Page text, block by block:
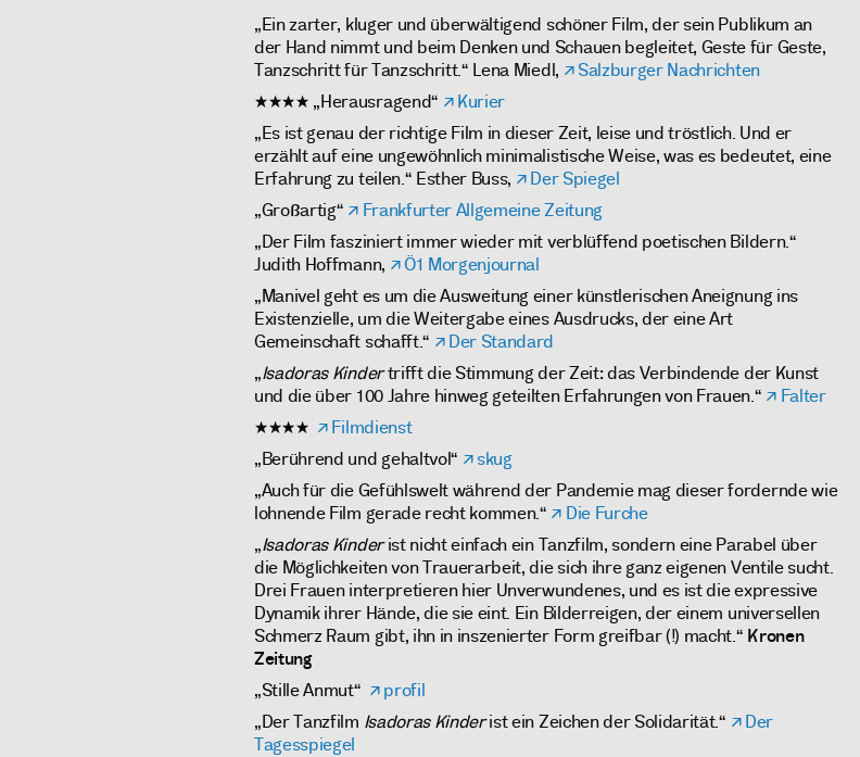
„Ein zarter, kluger und überwältigend schöner Film, der sein Publikum an
der Hand nimmt und beim Denken und Schauen begleitet, Geste für Geste,
Tanzschritt für Tanzschritt.“ Lena Miedl,
Salzburger Nachrichten
★★★★ „Herausragend“
Kurier
„Es ist genau der richtige Film in dieser Zeit, leise und tröstlich. Und er
erzählt auf eine ungewöhnlich minimalistische Weise, was es bedeutet, eine
Erfahrung zu teilen.“ Esther Buss,
Der Spiegel
„Großartig“
Frankfurter Allgemeine Zeitung
„Der Film fasziniert immer wieder mit verblüffend poetischen Bildern.“
Judith Hoffmann,
Ö1 Morgenjournal
„Manivel geht es um die Ausweitung einer künstlerischen Aneignung ins
Existenzielle, um die Weitergabe eines Ausdrucks, der eine Art
Gemeinschaft schafft.“
Der Standard
„Isadoras Kindertrifft die Stimmung der Zeit: das Verbindende der Kunst
und die über 100 Jahre hinweg geteilten Erfahrungen von Frauen.“
Falter
★★★★
Filmdienst
„Berührend und gehaltvol“
skug
„Auch für die Gefühlswelt während der Pandemie mag dieser fordernde wie
lohnende Film gerade recht kommen.“
Die Furche
„Isadoras Kinderist nicht einfach ein Tanzfilm, sondern eine Parabel über
die Möglichkeiten von Trauerarbeit, die sich ihre ganz eigenen Ventile sucht.
Drei Frauen interpretieren hier Unverwundenes, und es ist die expressive
Dynamik ihrer Hände, die sie eint. Ein Bilderreigen, der einem universellen
Schmerz Raum gibt, ihn in inszenierter Form greifbar (!) macht.“ Kronen
Zeitung
„Stille Anmut“
profil
„Der Tanzfilm Isadoras Kinderist ein Zeichen der Solidarität.“
Der
Tagesspiegel